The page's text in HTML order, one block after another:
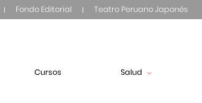
Fondo Editorial Teatro Peruano Japonés
Cursos Salud